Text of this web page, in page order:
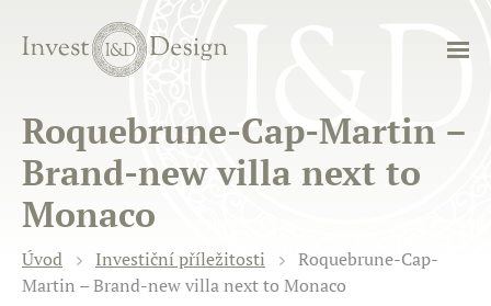
Roquebrune-Cap-Martin –
Brand-new villa next to
Monaco
Úvod Investiční příležitosti
Roquebrune-Cap-
Martin – Brand-new villa next to Monaco